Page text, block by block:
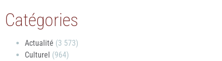
Catégories
Actualité (3 573)
Culturel (964)